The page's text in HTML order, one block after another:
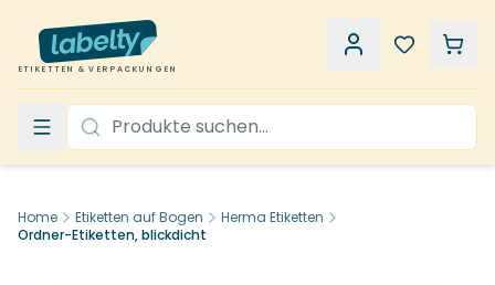
ETIKETTEN & VERPACKUNGEN
Home Etiketten auf Bogen
Herma Etiketten
Ordner-Etiketten, blickdicht